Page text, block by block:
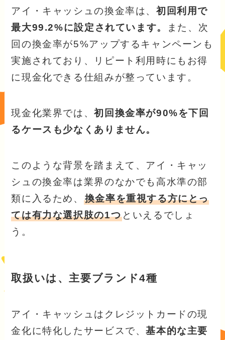
アイ・キャッシュの換金率は、 初回利用で
最大99.2%に設定されています。
また、次
回の換金率が5%アップするキャンペーンも
実施されており、リピート利用時にもお得
に現金化できる仕組みが整っています。
現金化業界では、初回換金率が90%を下回
るケースも少なくありません。
このような背景を踏まえて、アイ・キャッ
シュの換金率は業界のなかでも高水準の部
類に入るため、 換金率を重視する方にとっ
ては有力な選択肢の1つ といえるでしょ
う。
取扱いは、主要ブランド4種
アイ・キャッシュはクレジットカードの現
金化に特化したサービスで、基本的な主要